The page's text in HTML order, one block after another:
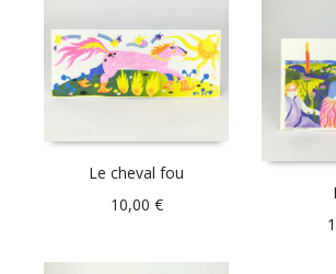
Le cheval fou
10,00 €